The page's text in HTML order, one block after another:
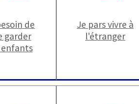
de
garder
enfants
Je pars vivre à
l'étranger